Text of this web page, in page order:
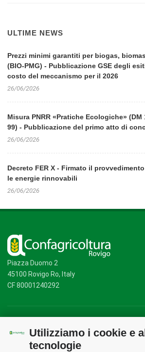
Utilizziamo i cookie e
tecnologie
ULTIME NEWS
Prezzi minimi garantiti per biogas,
(BIO-PMG) - Pubblicazione GSE degli
costo del meccanismo per il 2026
26/06/2026
Misura PNRR «Pratiche Ecologiche» (DM
99) - Pubblicazione del primo atto di
26/06/2026
Decreto FER X - Firmato il
le energie rinnovabili
26/06/2026
Piazza Duomo 2
45100 Rovigo Ro, Italy
CF 80001240292